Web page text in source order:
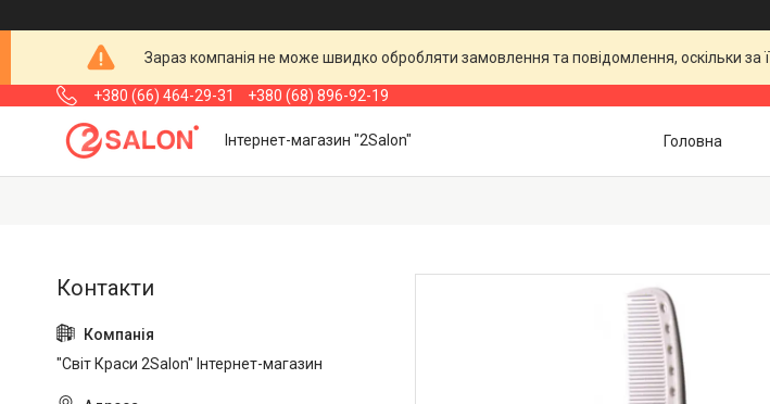
Зараз компанія не може швидко обробляти замовлення та повідомлення, оскільки
+380 (66) 464-29-31 +380 (68) 896-92-19
Інтернет-магазин "2Salon" Головна
"Світ Краси 2Salon" Інтернет-магазин